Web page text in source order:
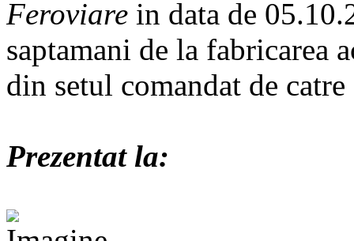
Feroviare in data de
saptamani de la fabricarea
din setul comandat de catre
Prezentat la: